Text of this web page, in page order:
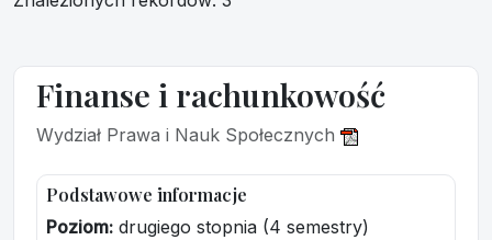
Finanse i rachunkowość
Wydział Prawa i Nauk Społecznych
Podstawowe informacje
Poziom: drugiego stopnia (4 semestry)